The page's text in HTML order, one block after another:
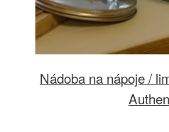
Nádoba na nápoje /